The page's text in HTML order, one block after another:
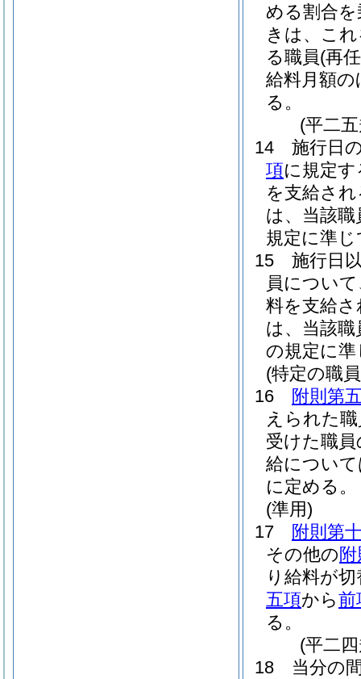
める割合
きは、こ
る職員(再
給料月額
る。
(平二
14
施行日
項に規定
を支給さ
は、当該
規定に準
15
施行日
員につい
料を支給
は、当該
の規定に
(特定の職
16
附則第
えられた
受けた職
給につい
に定める。
(準用)
17
附則第
その他の
り給料が
五項から前
る。
(平二
18
当分の